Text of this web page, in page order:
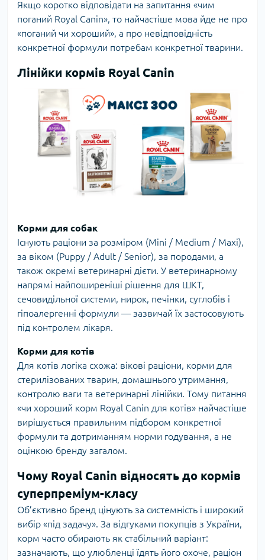
Якщо коротко відповідати на запитання «чим
поганий Royal Canin», то найчастіше мова йде не про
«поганий чи хороший», а про невідповідність
конкретної формули потребам конкретної тварини.
Лінійки кормів Royal Canin
Корми для собак
Існують раціони за розміром (Mini / Medium / Maxi),
за віком (Puppy / Adult / Senior), за породами, а
також окремі ветеринарні дієти. У ветеринарному
напрямі найпоширеніші рішення для ШКТ,
сечовидільної системи, нирок, печінки, суглобів і
гіпоалергенні формули — зазвичай їх застосовують
під контролем лікаря.
Корми для котів
Для котів логіка схожа: вікові раціони, корми для
стерилізованих тварин, домашнього утримання,
контролю ваги та ветеринарні лінійки. Тому питання
«чи хороший корм Royal Canin для котів» найчастіше
вирішується правильним підбором конкретної
формули та дотриманням норми годування, а не
оцінкою бренду загалом.
Чому Royal Canin відносять до кормів
суперпреміум-класу
Об’єктивно бренд цінують за системність і широкий
вибір «під задачу». За відгуками покупців з України,
корм часто обирають як стабільний варіант:
зазначають, що улюбленці їдять його охоче, раціон